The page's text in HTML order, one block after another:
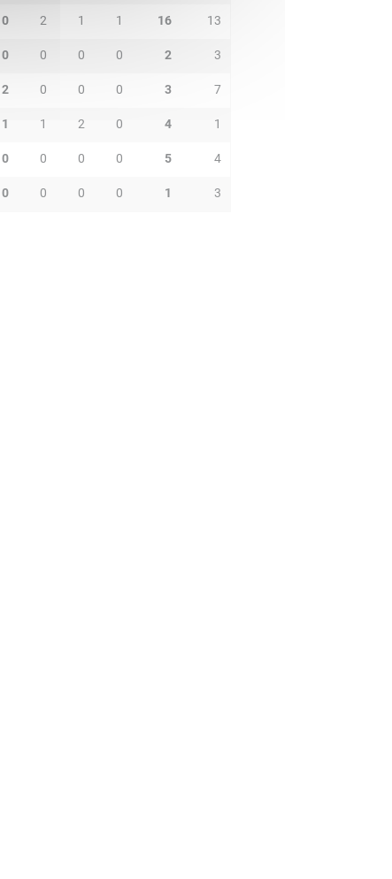
0 2 1 1 16 13
0 0 0 0 2 3
2 0 0 0 3 7
1 1 2 0 4 1
0 0 0 0 5 4
0 0 0 0 1 3